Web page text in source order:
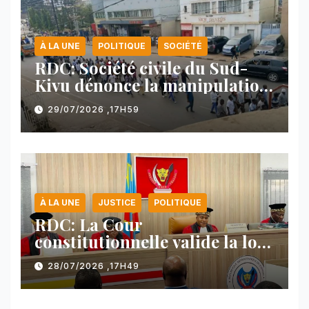
À LA UNE POLITIQUE SOCIÉTÉ
RDC: Société civile du Sud-
Kivu dénonce la manipulation
des manifestations par
l’AFC/M23
29/07/2026 ,17H59
À LA UNE JUSTICE POLITIQUE
RDC: La Cour
constitutionnelle valide la loi
référendaire sous réserves de
plusieurs dispositions
28/07/2026 ,17H49